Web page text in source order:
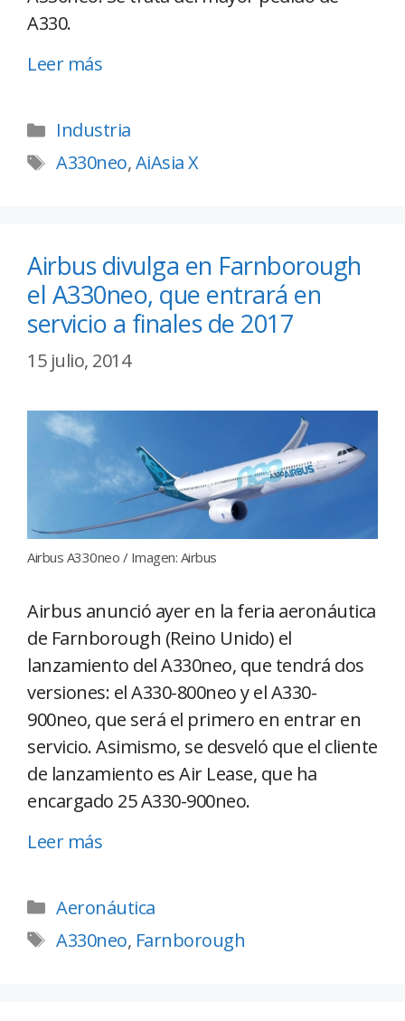
A330.
Leer más
Industria
A330neo,AiAsia X
Airbus divulga en Farnborough
el A330neo, que entrará en
servicio a finales de 2017
15 julio, 2014
Airbus A330neo / Imagen: Airbus
Airbus anunció ayer en la feria aeronáutica
de Farnborough (Reino Unido) el
lanzamiento del A330neo, que tendrá dos
versiones: el A330-800neo y el A330-
900neo, que será el primero en entrar en
servicio. Asimismo, se desveló que el cliente
de lanzamiento es Air Lease, que ha
encargado 25 A330-900neo.
Leer más
Aeronáutica
A330neo, Farnborough